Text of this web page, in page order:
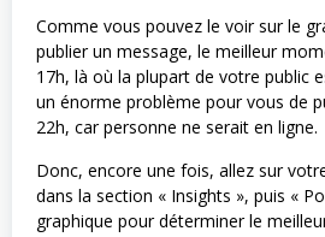
Comme vous pouvez le voir sur le
publier un message, le meilleur
17h, là où la plupart de votre public
un énorme problème pour vous de
22h, car personne ne serait en ligne.
Donc, encore une fois, allez sur
dans la section « Insights », puis «
graphique pour déterminer le